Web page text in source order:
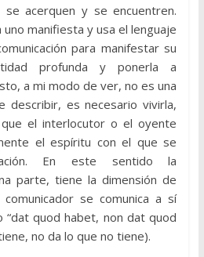
acerquen y se encuentren.
uno manifiesta y usa el lenguaje
para manifestar su
profunda y ponerla a
a mi modo de ver, no es una
describir, es necesario vivirla,
el interlocutor o el oyente
el espíritu con el que se
En este sentido la
parte, tiene la dimensión de
se comunica a sí
“dat quod habet, non dat quod
no da lo que no tiene).